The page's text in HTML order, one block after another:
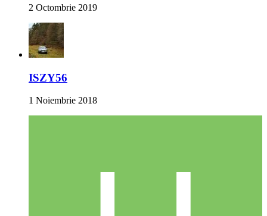
2 Octombrie 2019
ISZY56
1 Noiembrie 2018